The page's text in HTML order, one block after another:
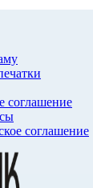
соглашение
соглашение